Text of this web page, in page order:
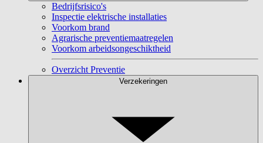
Bedrijfsrisico's
Inspectie elektrische installaties
Voorkom brand
Agrarische preventiemaatregelen
Voorkom arbeidsongeschiktheid
Overzicht Preventie
Verzekeringen